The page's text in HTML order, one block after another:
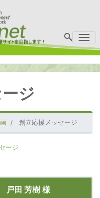
ジ
創立応援メッセージ
ージ
戸田 芳樹 様